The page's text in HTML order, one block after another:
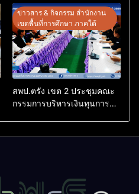
ประจำปีการศึกษา 2569
ข่าวสาร & กิจกรรม สำนักงาน
เขตพื้นที่การศึกษา ภาคใต้
สพป.ตรัง เขต 2 ประชุมคณะ
กรรมการบริหารเงินทุนการ